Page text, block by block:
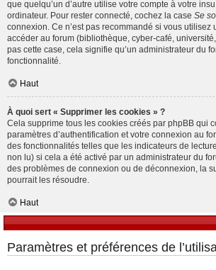
que quelqu’un d’autre utilise votre compte à votre
ordinateur. Pour rester connecté, cochez la case Se
connexion. Ce n’est pas recommandé si vous
accéder au forum (bibliothèque, cyber-café,
pas cette case, cela signifie qu’un administrateur du
fonctionnalité.
Haut
À quoi sert « Supprimer les cookies » ?
Cela supprime tous les cookies créés par phpBB qui
paramètres d’authentification et votre connexion au
des fonctionnalités telles que les indicateurs de
non lu) si cela a été activé par un administrateur du
des problèmes de connexion ou de déconnexion, la
pourrait les résoudre.
Haut
Paramètres et préférences de